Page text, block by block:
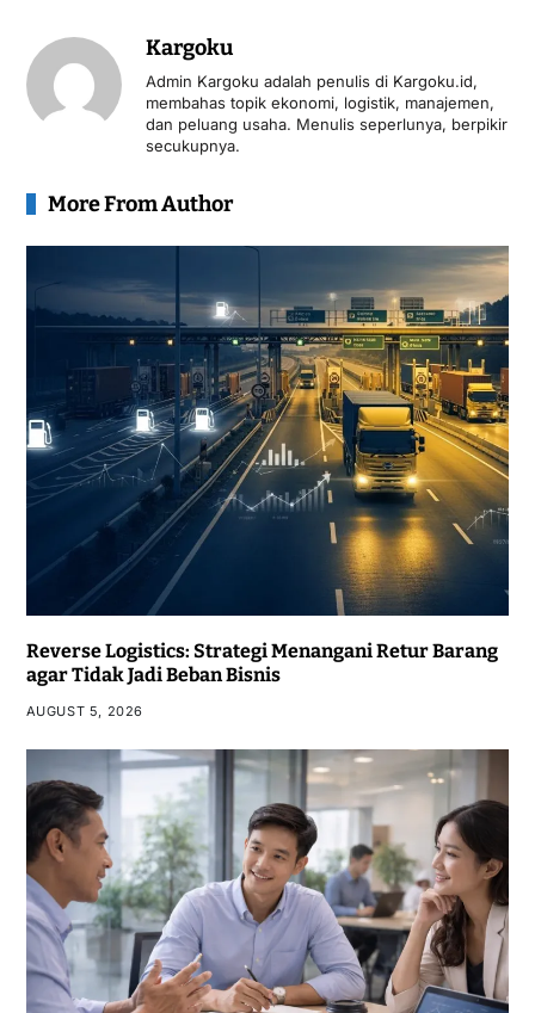
Kargoku
Admin Kargoku adalah penulis di Kargoku.id,
membahas topik ekonomi, logistik, manajemen,
dan peluang usaha. Menulis seperlunya, berpikir
secukupnya.
More From Author
Reverse Logistics: Strategi Menangani Retur Barang
agar Tidak Jadi Beban Bisnis
AUGUST 5, 2026